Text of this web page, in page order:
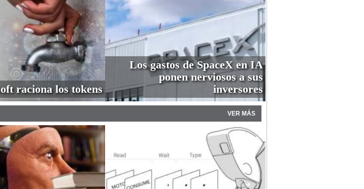
raciona los tokens
Los gastos de SpaceX en IA
ponen nerviosos a sus
inversores
VER MÁS